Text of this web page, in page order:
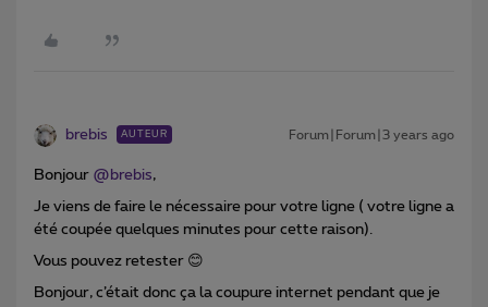
brebis AUTEUR Forum|Forum|3 years ago
Bonjour @brebis,
Je viens de faire le nécessaire pour votre ligne ( votre ligne a
été coupée quelques minutes pour cette raison).
Vous pouvez retester 😊
Bonjour, c’était donc ça la coupure internet pendant que je